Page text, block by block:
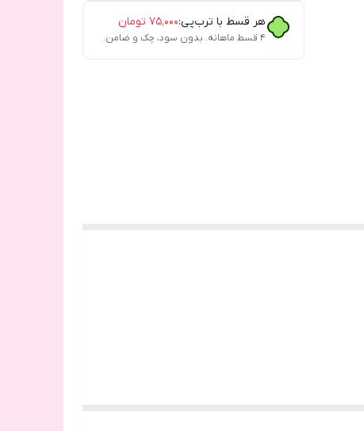
هر قسط با ترب‌پی:۷۵٬۰۰۰ تومان
۴ قسط ماهانه. بدون سود، چک و ضامن.